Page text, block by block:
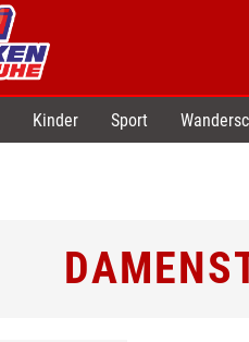
Kinder Sport